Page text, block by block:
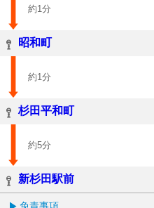
約1分
昭和町
約1分
杉田平和町
約5分
新杉田駅前